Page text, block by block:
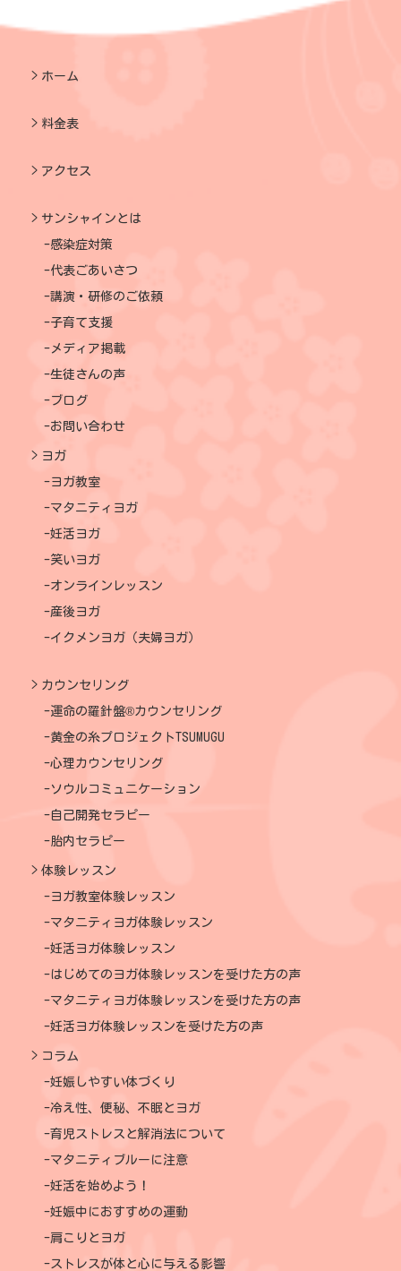
ホーム
料金表
アクセス
サンシャインとは
感染症対策
代表ごあいさつ
講演・研修のご依頼
子育て支援
メディア掲載
生徒さんの声
ブログ
お問い合わせ
ヨガ
ヨガ教室
マタニティヨガ
妊活ヨガ
笑いヨガ
オンラインレッスン
産後ヨガ
イクメンヨガ（夫婦ヨガ）
カウンセリング
運命の羅針盤®カウンセリング
黄金の糸プロジェクトTSUMUGU
心理カウンセリング
ソウルコミュニケーション
自己開発セラピー
胎内セラピー
体験レッスン
ヨガ教室体験レッスン
マタニティヨガ体験レッスン
妊活ヨガ体験レッスン
はじめてのヨガ体験レッスンを受けた方の声
マタニティヨガ体験レッスンを受けた方の声
妊活ヨガ体験レッスンを受けた方の声
コラム
妊娠しやすい体づくり
冷え性、便秘、不眠とヨガ
育児ストレスと解消法について
マタニティブルーに注意
妊活を始めよう！
妊娠中におすすめの運動
肩こりとヨガ
ストレスが体と心に与える影響